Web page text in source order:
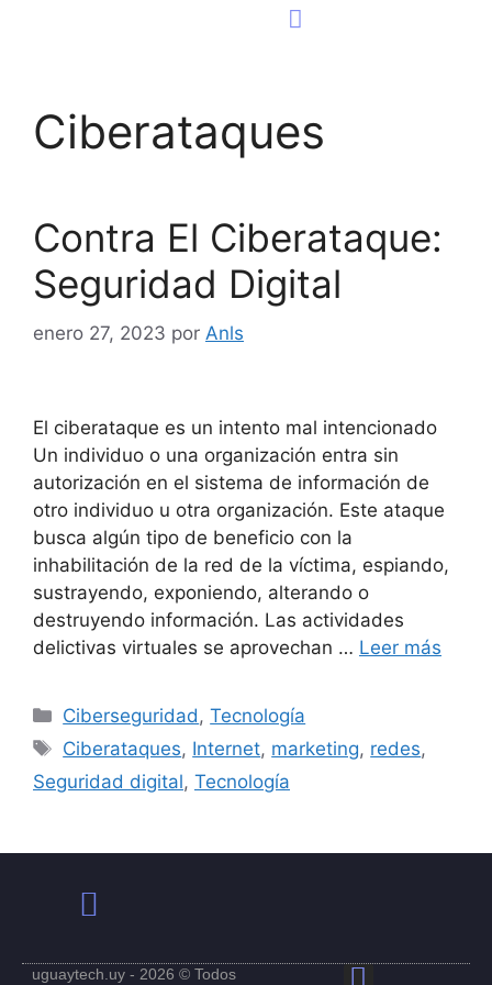
Ciberataques
Contra El Ciberataque:
Seguridad Digital
enero 27, 2023 por Anls
El ciberataque es un intento mal intencionado
Un individuo o una organización entra sin
autorización en el sistema de información de
otro individuo u otra organización. Este ataque
busca algún tipo de beneficio con la
inhabilitación de la red de la víctima, espiando,
sustrayendo, exponiendo, alterando o
destruyendo información. Las actividades
delictivas virtuales se aprovechan … Leer más
Ciberseguridad ,Tecnología
Ciberataques, Internet, marketing, redes,
Seguridad digital, Tecnología
uguaytech.uy - 2026 © Todos